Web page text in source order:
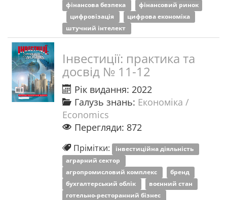
фінансова безпека
фінансовий ринок
цифровізація
цифрова економіка
штучний інтелект
Інвестиції: практика та
досвід № 11-12
Рік видання: 2022
Галузь знань: Економіка /
Economics
Перегляди: 872
Прімітки: інвестиційна діяльність
аграрний сектор
агропромисловий комплекс
бренд
бухгалтерський облік
воєнний стан
готельно-ресторанний бізнес